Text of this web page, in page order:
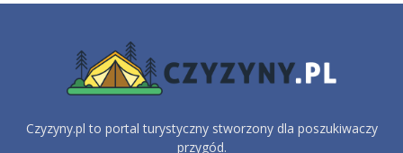
Czyzyny.pl to portal turystyczny stworzony dla poszukiwaczy
przygód.